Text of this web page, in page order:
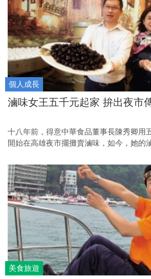
的手藝燒出飄有中式懷舊的中國年味。
個人成長
滷味女王五千元起家 拚出夜市
十八年前，得意中華食品董事長陳秀卿用
開始在高雄夜市擺攤賣滷味，如今，她的
是逆勢成長突破億元，寫下夜市人生的創
美食旅遊